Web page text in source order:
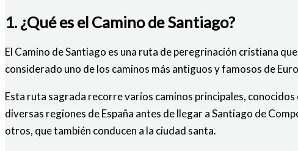
1. ¿Qué es el Camino de Santiago?
El Camino de Santiago es una ruta de peregrinación cristiana
considerado uno de los caminos más antiguos y famosos de
Esta ruta sagrada recorre varios caminos principales,
diversas regiones de España antes de llegar a Santiago de
otros, que también conducen a la ciudad santa.